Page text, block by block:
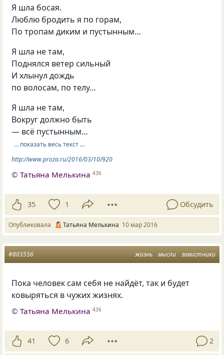
Я шла босая.
Люблю бродить я по горам,
По тропам диким и пустынным…
Я шла не там,
Поднялся ветер сильный
И хлынул дождь
по волосам, по телу…
Я шла не там,
Вокруг должно быть
— всё пустынным…
… показать весь текст …
http://www.proza.ru/2016/03/10/920
©Татьяна Мелькина 436
35 1 Обсудить
Опубликовала Татьяна Мелькина 10 мар 2016
жизнь мысли завистники
#803556
Пока человек сам себя не найдёт, так и будет
ковыряться в чужих жизнях.
©Татьяна Мелькина 436
41 6 2